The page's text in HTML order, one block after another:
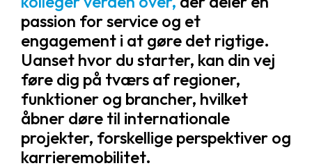
passion for service og et
engagement i at gøre det rigtige.
Uanset hvor du starter, kan din vej
føre dig på tværs af regioner,
funktioner og brancher, hvilket
åbner døre til internationale
projekter, forskellige perspektiver og
karrieremobilitet.